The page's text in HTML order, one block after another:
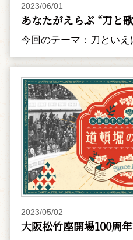
2023/06/01
あなたがえらぶ “刀と
今回のテーマ：刀といえ
2023/05/02
大阪松竹座開場100周